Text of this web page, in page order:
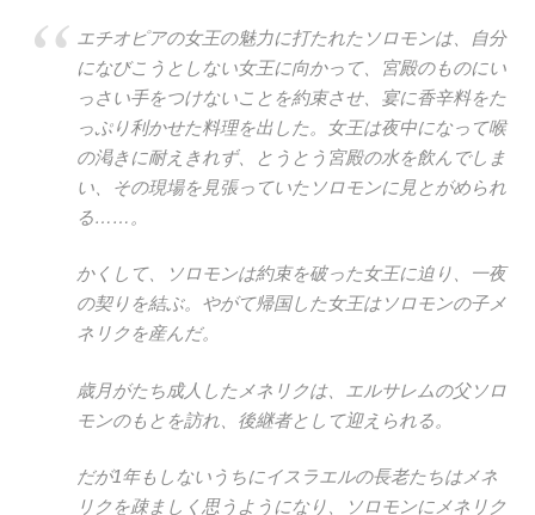
エチオピアの女王の魅力に打たれたソロモンは、自分
になびこうとしない女王に向かって、宮殿のものにい
っさい手をつけないことを約束させ、宴に香辛料をた
っぷり利かせた料理を出した。女王は夜中になって喉
の渇きに耐えきれず、とうとう宮殿の水を飲んでしま
い、その現場を見張っていたソロモンに見とがめられ
る……。
かくして、ソロモンは約束を破った女王に迫り、一夜
の契りを結ぶ。やがて帰国した女王はソロモンの子メ
ネリクを産んだ。
歳月がたち成人したメネリクは、エルサレムの父ソロ
モンのもとを訪れ、後継者として迎えられる。
だが1年もしないうちにイスラエルの長老たちはメネ
リクを疎ましく思うようになり、ソロモンにメネリク